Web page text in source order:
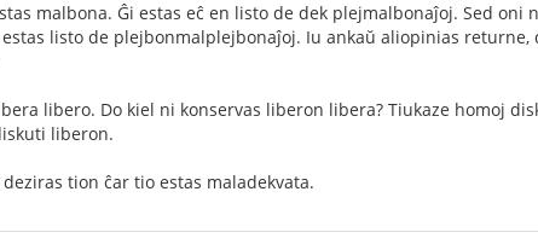
malbona. Ĝi estas eĉ en listo de dek plejmalbonaĵoj. Sed oni
listo de plejbonmalplejbonaĵoj. Iu ankaŭ aliopinias returne,
libero. Do kiel ni konservas liberon libera? Tiukaze homoj
liberon.
tion ĉar tio estas maladekvata.